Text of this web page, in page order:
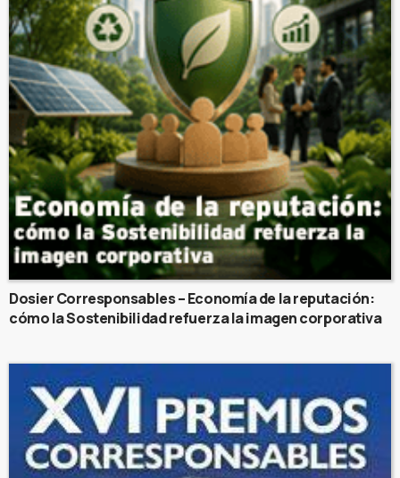
Dosier Corresponsables – Economía de la reputación:
cómo la Sostenibilidad refuerza la imagen corporativa